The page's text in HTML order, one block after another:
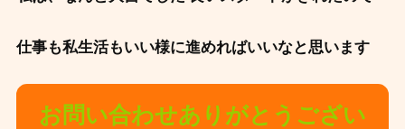
仕事も私生活もいい様に進めればいいなと思います
お問い合わせありがとうござい